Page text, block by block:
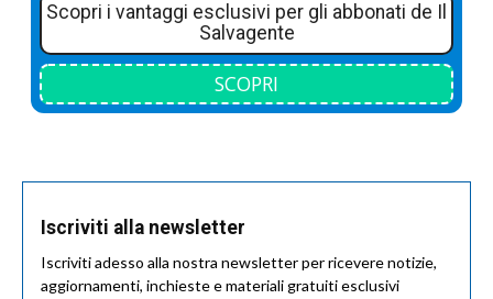
Scopri i vantaggi esclusivi per gli abbonati de Il
Salvagente
SCOPRI
Iscriviti alla newsletter
Iscriviti adesso alla nostra newsletter per ricevere notizie,
aggiornamenti, inchieste e materiali gratuiti esclusivi